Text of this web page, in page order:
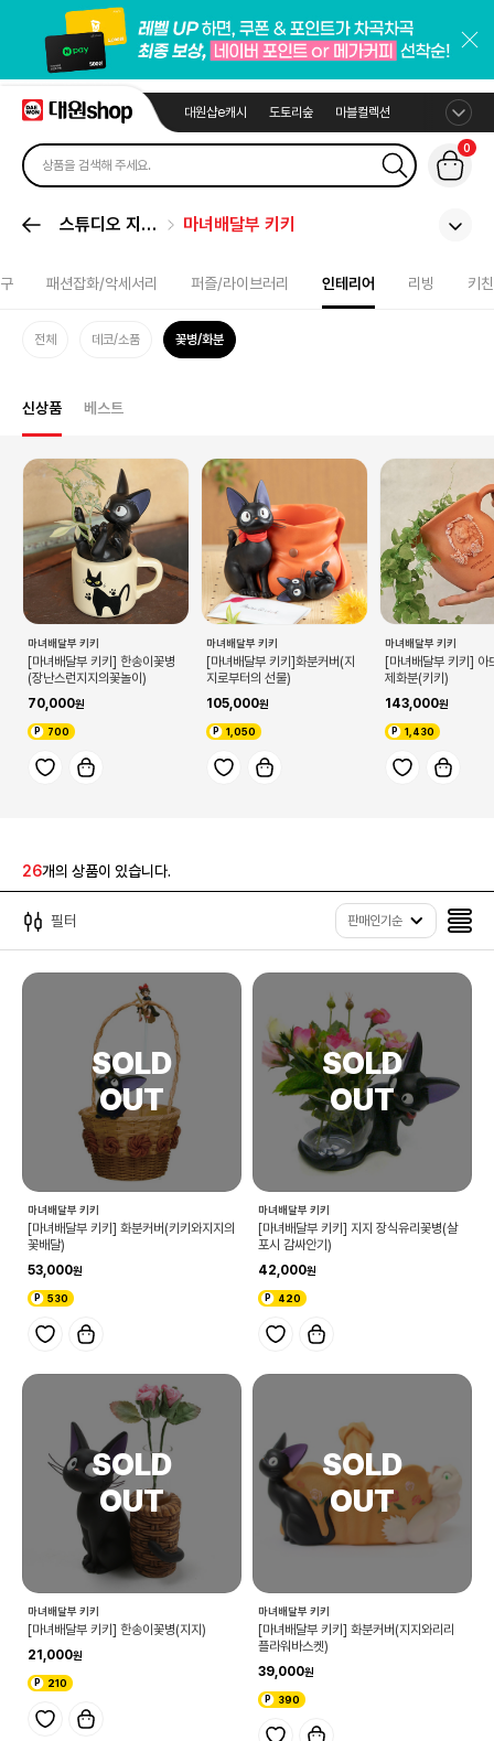
대원샵e캐시 도토리숲 마블컬렉션
0
스튜디오 지브
마녀배달부 키키
패션잡화/악세서리 퍼즐/라이브러리 인테리어 리빙 키친
전체 데코/소품 꽃병/화분
신상품 베스트
마녀배달부 키키
[마녀배달부 키키] 한송이꽃병
(장난스런지지의꽃놀이)
70,000
700
마녀배달부 키키
[마녀배달부 키키]화분커버(지
지로부터의 선물)
105,000
1,050
마녀배달부 키키
[마녀배달부 키키] 아
제화분(키키)
143,000
1,430
26개의 상품이 있습니다.
필터 판매인기순
마녀배달부 키키
[마녀배달부 키키] 화분커버(키키와지지의
꽃배달)
53,000
530
마녀배달부 키키
[마녀배달부 키키] 지지 장식유리꽃병(살
포시 감싸안기)
42,000
420
마녀배달부 키키
[마녀배달부 키키] 한송이꽃병(지지)
21,000
210
마녀배달부 키키
[마녀배달부 키키] 화분커버(지지와리리
플라워바스켓)
39,000
390